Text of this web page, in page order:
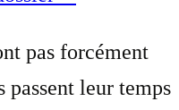
pas forcément
passent leur temps